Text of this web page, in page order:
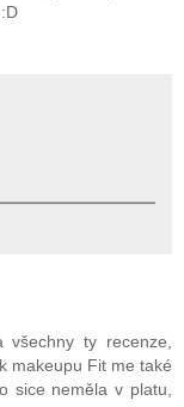
ty recenze,
makeupu Fit me také
sice neměla v platu,